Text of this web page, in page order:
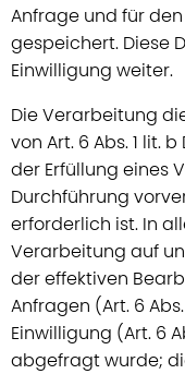
Anfrage und für
gespeichert. Diese
Einwilligung weiter.
Die Verarbeitung
von Art. 6 Abs. 1 lit.
der Erfüllung eines
Durchführung
erforderlich ist. In
Verarbeitung auf
der effektiven
Anfragen (Art. 6
Einwilligung (Art. 6
abgefragt wurde;